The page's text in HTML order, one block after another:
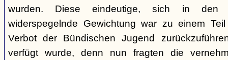
wurden. Diese eindeutige, sich in den
widerspegelnde Gewichtung war zu einem
Verbot der Bündischen Jugend
verfügt wurde, denn nun fragten die